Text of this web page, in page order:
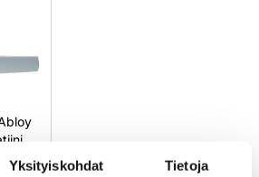
Yksityiskohdat Tietoja